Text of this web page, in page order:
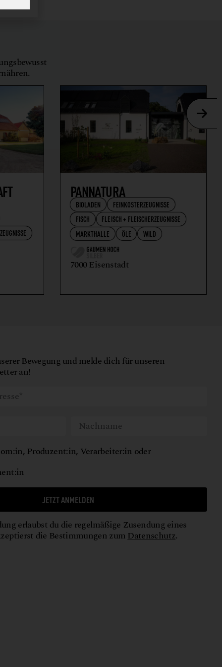
PANNATURA
BIOLADEN
FEINKOSTERZEUGNISSE
FISCH
FLEISCH + FLEISCHERZEUGNISSE
MARKTHALLE
ÖLE WILD
7000 Eisenstadt
Bewegung und melde dich für unseren
an!
Produzent:in, Verarbeiter:in oder
JETZT ANMELDEN
erlaubst du die regelmäßige Zusendung eines
die Bestimmungen zumDatenschutz.